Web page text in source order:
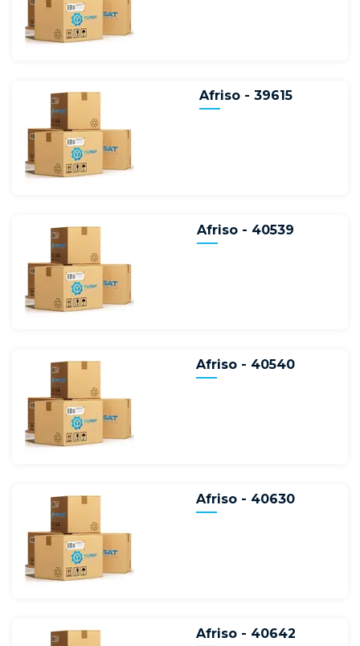
Afriso - 39615
Afriso - 40539
Afriso - 40540
Afriso - 40630
Afriso - 40642